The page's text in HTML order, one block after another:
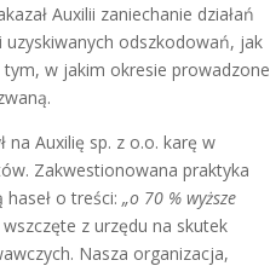
Auxilii zaniechanie działań
odszkodowań, jak
w jakim okresie prowadzone
na Auxilię sp. z o.o. karę w
Zakwestionowana praktyka
haseł o treści:„o 70 % wyższe
z urzędu na skutek
Nasza organizacja,